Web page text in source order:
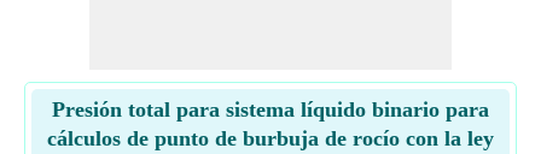
Presión total para sistema líquido binario para
cálculos de punto de burbuja de rocío con la ley